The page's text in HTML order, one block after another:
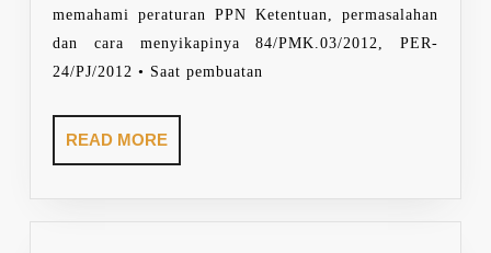
memahami peraturan PPN Ketentuan, permasalahan
dan cara menyikapinya 84/PMK.03/2012, PER-
24/PJ/2012 • Saat pembuatan
READ MOREREAD
MORE